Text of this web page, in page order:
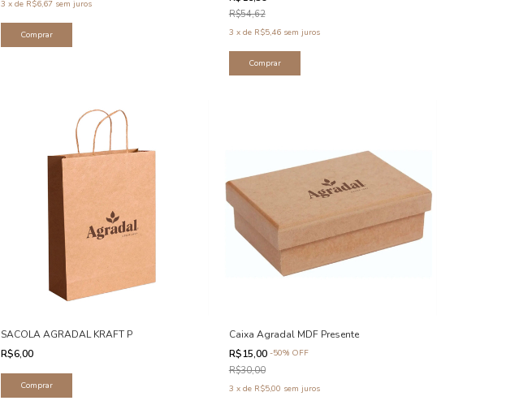
3 x de R$6,67 sem juros
R$54,62
3 x de R$5,46 sem juros
SACOLA AGRADAL KRAFT P
R$6,00
Caixa Agradal MDF Presente
R$15,00 -50% OFF
R$30,00
3 x de R$5,00 sem juros